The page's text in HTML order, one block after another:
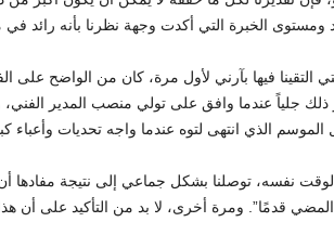
ومستوى الخبرة التي أكدت وجهة نظرنا بأنه رائد في
التقينا فيها بآرني لأول مرة، كان من الواضح على
جلياً عندما وافق على تولي منصب المدير الفني،
الموسم الذي انتهى لتوه عندما واجه تحديات وأعباء
نفسه، توصلنا بشكل جماعي إلى نتيجة مفادها
قدمًا”. ومرة أخرى، لا بد من التأكيد على أن هذا